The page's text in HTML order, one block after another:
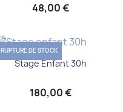
48,00 €
Stage Enfant 30h
180,00 €
RUPTURE DE STOCK